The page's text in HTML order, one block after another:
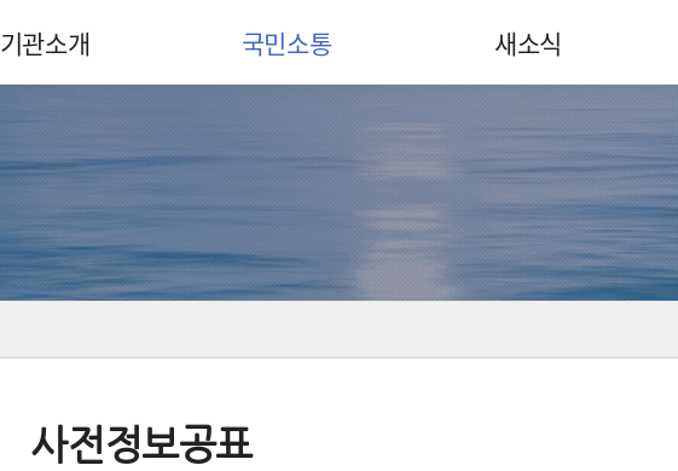
기관소개 국민소통 새소식
사전정보공표